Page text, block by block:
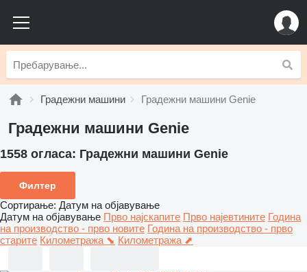
Градежни машини Градежни машини Genie
Градежни машини Genie
1558 огласа: Градежни машини Genie
Филтер
Сортирање: Датум на објавување
Датум на објавување Прво најскапите Прво најевтините Година
на производство - прво новите Година на производство - прво
старите Километража ⬊ Километража ⬈